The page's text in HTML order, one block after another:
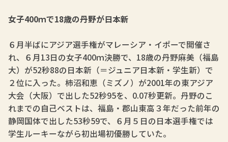
女子400ｍで18歳の丹野が日本新
６月半ばにアジア選手権がマレーシア・イポーで開催さ
れ、６月13日の女子400ｍ決勝で、18歳の丹野麻美（福島
大）が52秒88の日本新（＝ジュニア日本新・学生新）で
２位に入った。柿沼和恵（ミズノ）が2001年の東アジア
大会（大阪）で出した52秒95を、0.07秒更新。丹野のこ
れまでの自己ベストは、福島・郡山東高３年だった前年の
静岡国体で出した53秒59で、６月５日の日本選手権では
学生ルーキーながら初出場初優勝していた。